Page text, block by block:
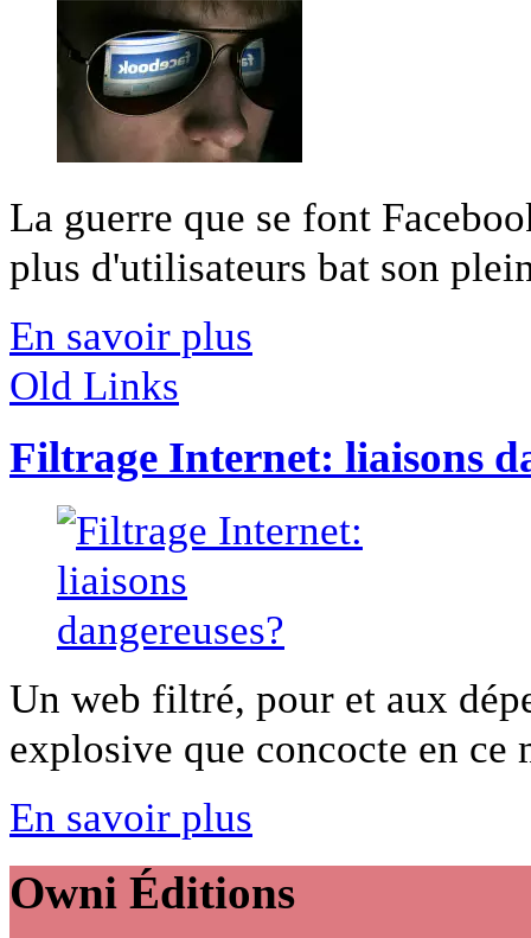
La guerre que se font
plus d'utilisateurs bat son
En savoir plus
Old Links
Filtrage Internet: liaisons
Un web filtré, pour et aux
explosive que concocte en ce
En savoir plus
Owni Éditions